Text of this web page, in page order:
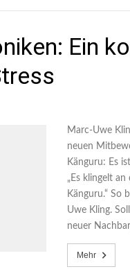
Ein
Marc-Uwe
neuen
Känguru: Es
„Es klingelt
Känguru.“ So
Uwe Kling.
neuer
Mehr